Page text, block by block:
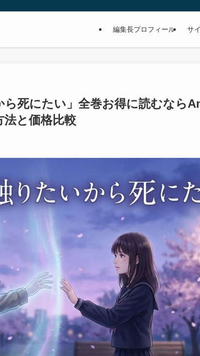
編集長プロフィール サ
ら死にたい」全巻お得に読むなら
法と価格比較